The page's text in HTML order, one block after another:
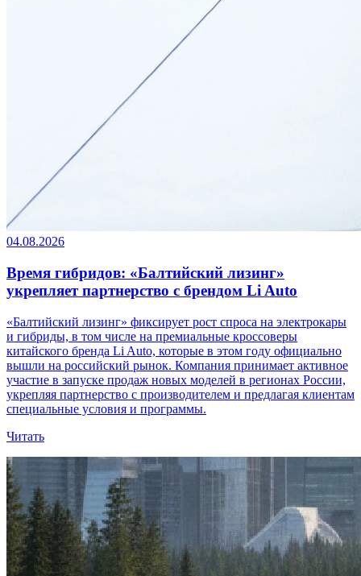
04.08.2026
Время гибридов: «Балтийский лизинг»
укрепляет партнерство с брендом Li Auto
«Балтийский лизинг» фиксирует рост спроса на электрокары
и гибриды, в том числе на премиальные кроссоверы
китайского бренда Li Auto, которые в этом году официально
вышли на российский рынок. Компания принимает активное
участие в запуске продаж новых моделей в регионах России,
укрепляя партнерство с производителем и предлагая клиентам
специальные условия и программы.
Читать